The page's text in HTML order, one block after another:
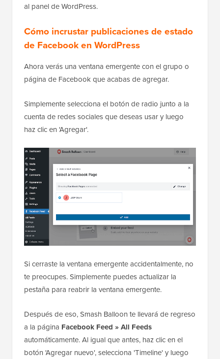
al panel de WordPress.
Cómo incrustar publicaciones de estado
de Facebook en WordPress
Ahora verás una ventana emergente con el grupo o
página de Facebook que acabas de agregar.
Simplemente selecciona el botón de radio junto a la
cuenta de redes sociales que deseas usar y luego
haz clic en 'Agregar'.
Si cerraste la ventana emergente accidentalmente, no
te preocupes. Simplemente puedes actualizar la
pestaña para reabrir la ventana emergente.
Después de eso, Smash Balloon te llevará de regreso
a la página Facebook Feed » All Feeds
automáticamente. Al igual que antes, haz clic en el
botón 'Agregar nuevo', selecciona 'Timeline' y luego